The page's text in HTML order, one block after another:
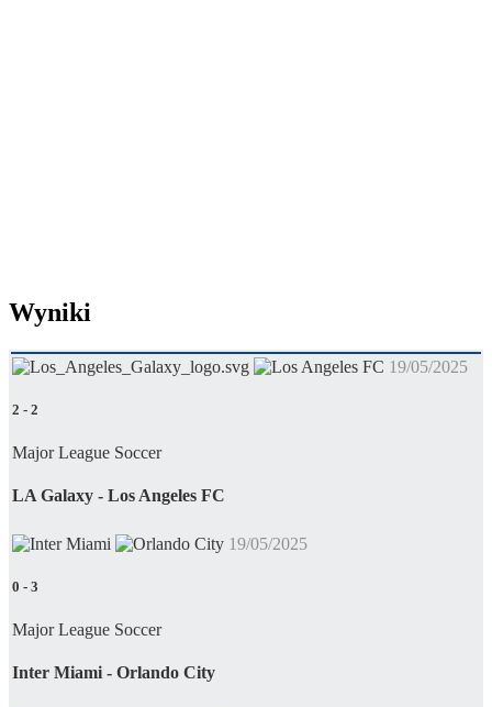
Wyniki
19/05/2025
2 - 2
Major League Soccer
LA Galaxy - Los Angeles FC
19/05/2025
0 - 3
Major League Soccer
Inter Miami - Orlando City